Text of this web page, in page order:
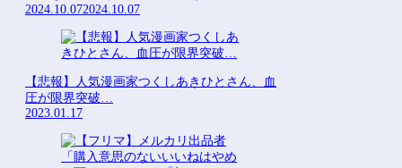
2024.10.072024.10.07
【悲報】人気漫画家つくしあきひとさん、血
圧が限界突破…
2023.01.17